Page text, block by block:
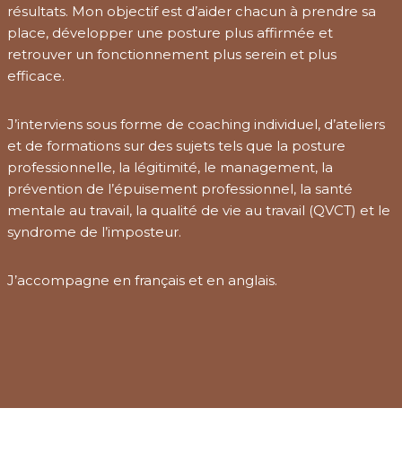
résultats. Mon objectif est d’aider chacun à prendre sa
place, développer une posture plus affirmée et
retrouver un fonctionnement plus serein et plus
efficace.
J’interviens sous forme de coaching individuel, d’ateliers
et de formations sur des sujets tels que la posture
professionnelle, la légitimité, le management, la
prévention de l’épuisement professionnel, la santé
mentale au travail, la qualité de vie au travail (QVCT) et le
syndrome de l’imposteur.
J’accompagne en français et en anglais.